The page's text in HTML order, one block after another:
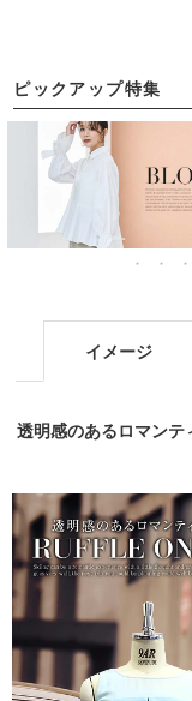
ルパーティードレス
ピックアップ特集
イメージ
透明感のあるロマンテ